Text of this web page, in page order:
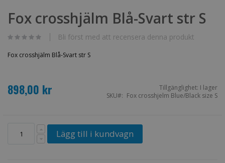
till
början
bildgalleriet
Fox crosshjälm Blå-Svart str S
Bli först med att recensera denna produkt
Fox crosshjälm Blå-Svart str S
898,00 kr Tillgänglighet: I lager
SKU
Fox crosshjelm Blue/Black size S
Lägg till i kundvagn